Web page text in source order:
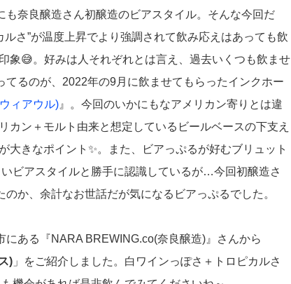
も奈良醸造さん初醸造のビアスタイル。そんな今回だ
ルさ”が温度上昇でより強調されて飲み応えはあっても飲
象😅。好みは人それぞれとは言え、過去いくつも飲ませ
てるのが、2022年の9月に飲ませてもらったインクホー
ィアウル) 』。今回のいかにもなアメリカン寄りとは違
カン＋モルト由来と想定しているビールベースの下支え
大きなポイント✨。また、ビアっぷるが好むブリュット
いビアスタイルと勝手に認識しているが…今回初醸造さ
か、余計なお世話だが気になるビアっぷるでした。
にある『NARA BREWING.co(奈良醸造)』さんから
) 」をご紹介しました。白ワインっぽさ＋トロピカルさ